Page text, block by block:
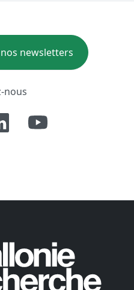
newsletters
nous